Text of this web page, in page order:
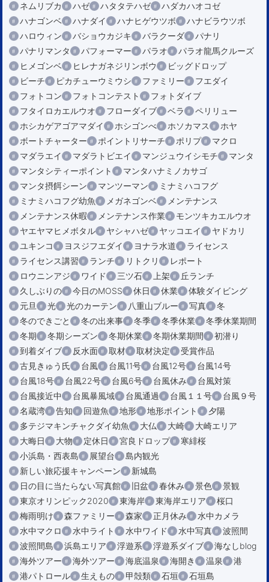
ネムリブカ
ハゼ ハタタテハゼ
ハダカハオコゼ
ハナゴンベ
ハナダイ ハナヒゲウツボ
ハナビラウツボ
ハロウィン
バショウカジキ バラクーダ
パナリ
パナリマンタ
パフォーマー パラオ
パラオ龍馬クルーズ
ヒメゴンベ
ヒレナガネジリンボウ
ビッグドロップ
ビーチ
ピカチューウミウシ ファミリー
フエダイ
フォトコン
フォトコンテスト
フォトダイブ
フタイロカエルウオ
フローダイブ ベラ
ペリリュー
ホシカゲアゴアマダイ
ホシゴンべ ホソカマス
ホヤ
ボートチャーター
ポイントリサーチ ポリプ
マクロ
マダラエイ
マダラトビエイ マンジュウイシモチ
マンタ
マンタシティーポイント
マンタハナミノカサゴ
マンタ摂餌シーン
マンツーマン
ミナミハコフグ
ミナミハコフグ幼魚
メガネゴンベ
メンテナンス
メンテナンス休暇
メンテナンス作業
モンツキカエルウオ
ヤエヤマヒメボタル
ヤシャハゼ ヤッコエイ
ヤドカリ
ユキンコ
ヨスジフエダイ ヨナラ水道
ライセンス
ライセンス講習
ランチ リトクリ
レポート
ロウニンアジ
ワイド 三ツ石 上架
丘ランチ
久しぶりの
今日のMOSS 休日 休業
体験ダイビング
元旦
光 光のカーテン 八重山ブルー 写真
冬
冬のできごと
冬の出来事 冬季 冬季休業
冬季休業期間
冬期
冬期シーズン 冬期休業 冬期休業期間
初潜り
到着ダイブ
反水面 取材 取材決定
受賞作品
古見きゅう氏
台風 台風11号 台風12号
台風14号
台風18号
台風22号 台風6号 台風休み
台風対策
台風接近中
台風暴風域 台風通過 台風１１号
台風９号
名蔵湾
告知 回遊魚 地形 地形ポイント
夕陽
多テジマキンチャクダイ幼魚
大仏 大崎
大崎エリア
大晦日
大物 定休日 宮良ドロップ
寒緋桜
小浜島・西表島
展望台
島内観光
新しい旅応援キャンペーン
新城島
日の目に当たらない写真館
旧盆 春休み 景色
景観
東京オリンピック2020
東海岸 東海岸エリア
桜口
梅雨明け
森ファミリー 森家 正月休み
水中カメラ
水中マクロ
水中ライト 水中ワイド 水中写真
波照間
波照間島
浜島エリア 浮遊系 浮遊系ダイブ
海なしblog
海外ツアー
海外ツアー 海底温泉 海開き 温泉
港
港パトロール
生えもの 甲殻類 石垣
石垣島